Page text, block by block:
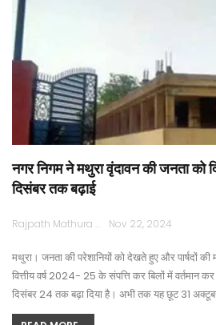
नगर निगम ने मथुरा वृंदावन की जनता को
दिसंबर तक बढ़ाई
Rajpath Mathura Nov 22, 2024
मथुरा। जनता की परेशानियों को देखते हुए और पार्षदों की
वित्तीय वर्ष 2024- 25 के संपत्ति कर बिलों में वर्तमान
दिसंबर 24 तक बढ़ा दिया है। अभी तक यह छूट 31